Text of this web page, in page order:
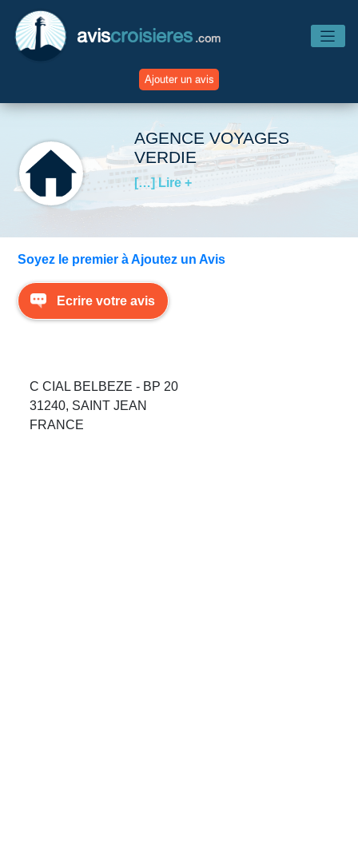
aviscroisieres .com
Ajouter un avis
Accueil
Avis Compagnies
Avis Escales
AGENCE VOYAGES
VERDIE
[…] Lire +
Soyez le premier à Ajoutez un Avis
Ecrire votre avis
C CIAL BELBEZE - BP 20
31240, SAINT JEAN
FRANCE